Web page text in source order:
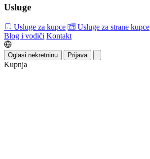
Usluge
Usluge za kupce Usluge za strane kupce
Blog i vodiči Kontakt
Oglasi nekretninu Prijava
Kupnja